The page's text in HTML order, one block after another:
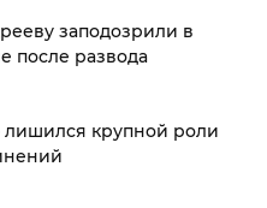
заподозрили в
после развода
крупной роли